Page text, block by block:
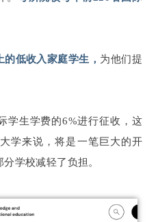
低收入家庭学生， 为他们提
学生学费的6%进行征收，这
学来说，将是一笔巨大的开
学校减轻了负担。